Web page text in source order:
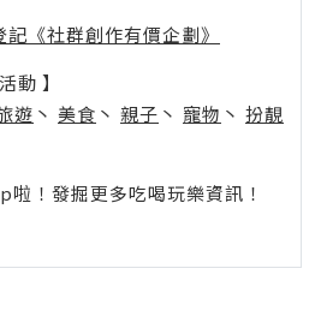
記《社群創作有價企劃》
動 】
遊 丶 美食 丶 親子 丶 寵物 丶 扮靚
！發掘更多吃喝玩樂資訊！